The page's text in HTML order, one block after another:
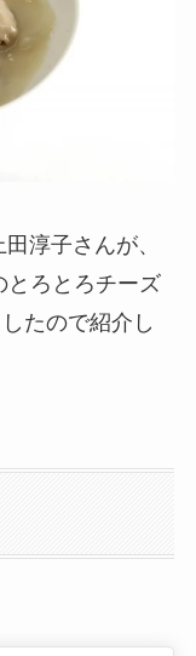
淳子さんが、
とろとろチーズ
たので紹介し